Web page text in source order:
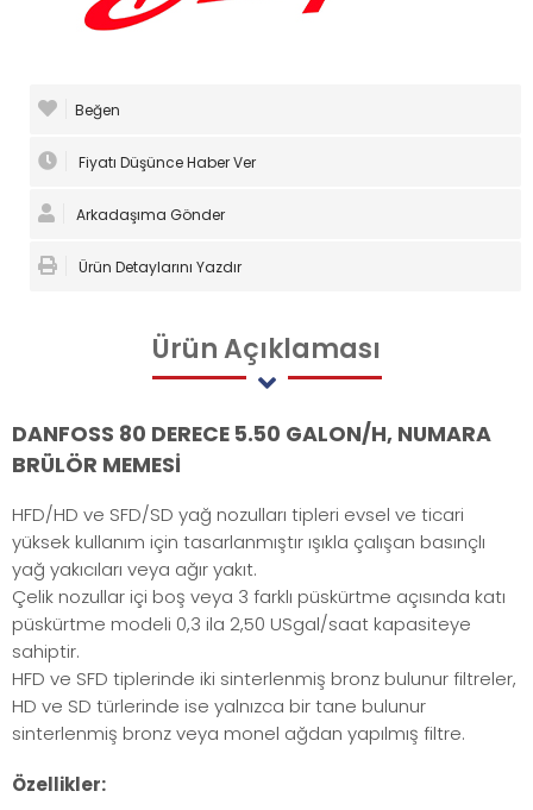
Beğen
Fiyatı Düşünce Haber Ver
Arkadaşıma Gönder
Ürün Detaylarını Yazdır
ÜrünAçıklaması
DANFOSS 80 DERECE 5.50 GALON/H, NUMARA
BRÜLÖR MEMESİ
HFD/HD ve SFD/SD yağ nozulları tipleri evsel ve ticari
yüksek kullanım için tasarlanmıştır ışıkla çalışan basınçlı
yağ yakıcıları veya ağır yakıt.
Çelik nozullar içi boş veya 3 farklı püskürtme açısında katı
püskürtme modeli 0,3 ila 2,50 USgal/saat kapasiteye
sahiptir.
HFD ve SFD tiplerinde iki sinterlenmiş bronz bulunur filtreler,
HD ve SD türlerinde ise yalnızca bir tane bulunur
sinterlenmiş bronz veya monel ağdan yapılmış filtre.
Özellikler: